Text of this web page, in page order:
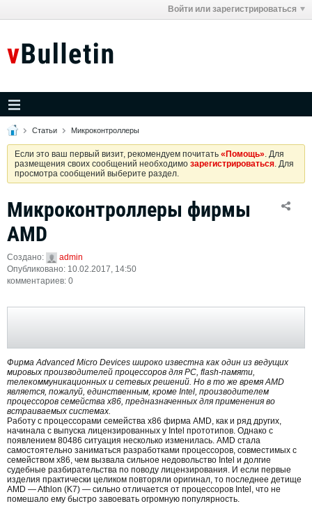
Войти или зарегистрироваться
Статьи Микроконтроллеры
Если это ваш первый визит, рекомендуем почитать «Помощь». Для
размещения своих сообщений необходимо зарегистрироваться. Для
просмотра сообщений выберите раздел.
Микроконтроллеры фирмы
AMD
Создано:
admin
Опубликовано: 10.02.2017, 14:50
комментариев: 0
Фирма Advanced Micro Devices широко известна как один из ведущих
мировых производителей процессоров для PC, flash-памяти,
телекоммуникационных и сетевых решений. Но в то же время AMD
является, пожалуй, единственным, кроме Intel, производителем
процессоров семейства x86, предназначенных для применения во
встраиваемых системах.
Работу с процессорами семейства x86 фирма AMD, как и ряд других,
начинала с выпуска лицензированных у Intel прототипов. Однако с
появлением 80486 ситуация несколько изменилась. AMD стала
самостоятельно заниматься разработками процессоров, совместимых с
семейством x86, чем вызвала сильное недовольство Intel и долгие
судебные разбирательства по поводу лицензирования. И если первые
изделия практически целиком повторяли оригинал, то последнее детище
AMD — Athlon (K7) — сильно отличается от процессоров Intel, что не
помешало ему быстро завоевать огромную популярность.